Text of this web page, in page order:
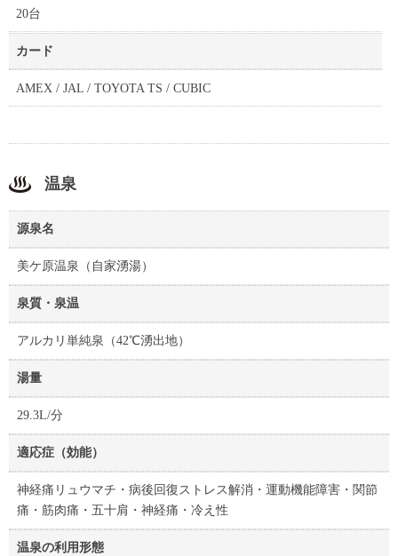
20台
カード
AMEX / JAL / TOYOTA TS / CUBIC
温泉
源泉名
美ケ原温泉（自家湧湯）
泉質・泉温
アルカリ単純泉（42℃湧出地）
湯量
29.3L/分
適応症（効能）
神経痛リュウマチ・病後回復ストレス解消・運動機能障害・関節
痛・筋肉痛・五十肩・神経痛・冷え性
温泉の利用形態